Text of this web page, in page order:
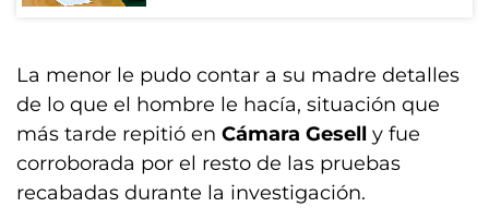
La menor le pudo contar a su madre detalles
de lo que el hombre le hacía, situación que
más tarde repitió en Cámara Gesell y fue
corroborada por el resto de las pruebas
recabadas durante la investigación.